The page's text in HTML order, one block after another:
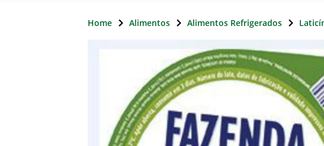
Home Alimentos Alimentos Refrigerados